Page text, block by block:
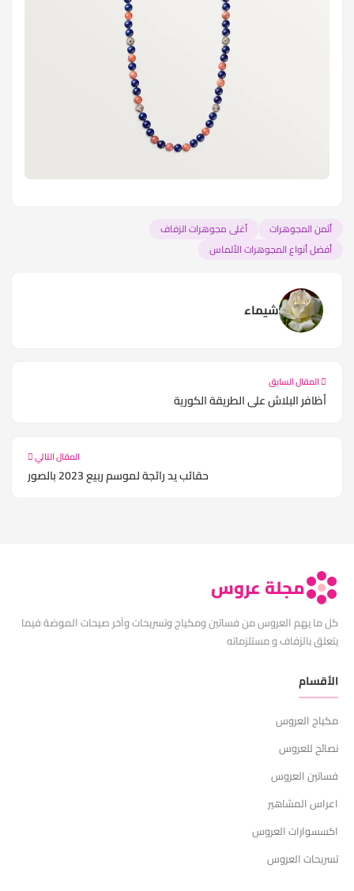
أثمن المجوهرات
أغلى مجوهرات الزفاف
أفضل أنواع المجوهرات الألماس
شيماء
المقال السابق
أظافر البلاش على الطريقة الكورية
المقال التالي
حقائب يد رائجة لموسم ربيع 2023 بالصور
مجلة عروس
كل ما يهم العروس من فساتين ومكياج وتسريحات وآخر صيحات الموضة فيما
يتعلق بالزفاف و مستلزماته
الأقسام
مكياج العروس
نصائح للعروس
فساتين العروس
اعراس المشاهير
اكسسوارات العروس
تسريحات العروس